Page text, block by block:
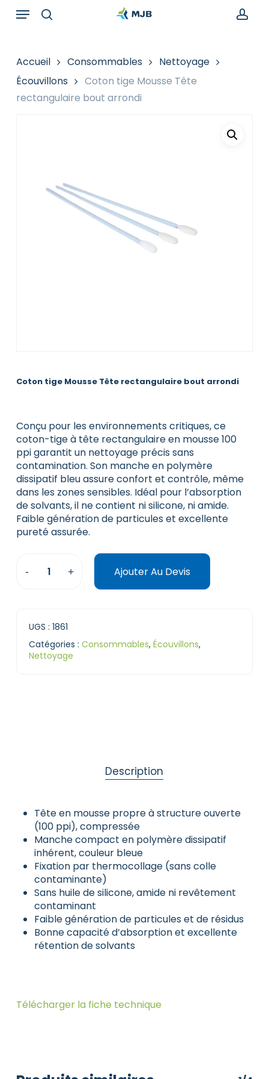
Recherche
Menu
Accueil Consommables
Nettoyage
Écouvillons
Coton tige Mousse Tête
rectangulaire bout arrondi
Coton tige Mousse Tête rectangulaire bout arrondi
Conçu pour les environnements critiques, ce
coton-tige à tête rectangulaire en mousse 100
ppi garantit un nettoyage précis sans
contamination. Son manche en polymère
dissipatif bleu assure confort et contrôle, même
dans les zones sensibles. Idéal pour l’absorption
de solvants, il ne contient ni silicone, ni amide.
Faible génération de particules et excellente
pureté assurée.
Ajouter Au Devis
UGS : 1861
Catégories : Consommables, Écouvillons,
Nettoyage
Description
Tête en mousse propre à structure ouverte
(100 ppi), compressée
Manche compact en polymère dissipatif
inhérent, couleur bleue
Fixation par thermocollage (sans colle
contaminante)
Sans huile de silicone, amide ni revêtement
contaminant
Faible génération de particules et de résidus
Bonne capacité d’absorption et excellente
rétention de solvants
Télécharger la fiche technique